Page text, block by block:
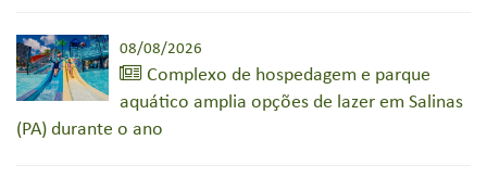
08/08/2026
Complexo de hospedagem e parque
aquático amplia opções de lazer em Salinas
(PA) durante o ano